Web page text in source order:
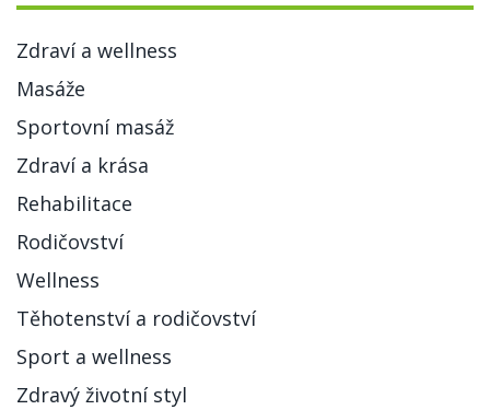
Zdraví a wellness
Masáže
Sportovní masáž
Zdraví a krása
Rehabilitace
Rodičovství
Wellness
Těhotenství a rodičovství
Sport a wellness
Zdravý životní styl